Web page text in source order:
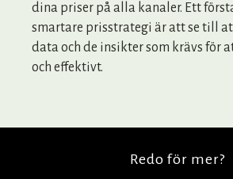
dina priser på alla kanaler. Ett
smartare prisstrategi är att se till
data och de insikter som krävs för
och effektivt.
Redo för mer?